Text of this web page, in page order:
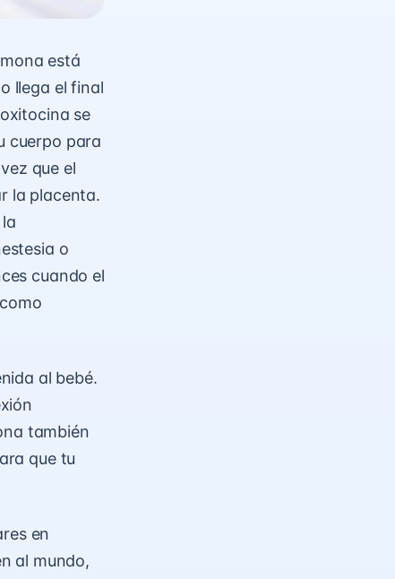
está
llega el final
se
cuerpo para
que el
la placenta.
o
cuando el
al bebé.
también
que tu
en
al mundo,